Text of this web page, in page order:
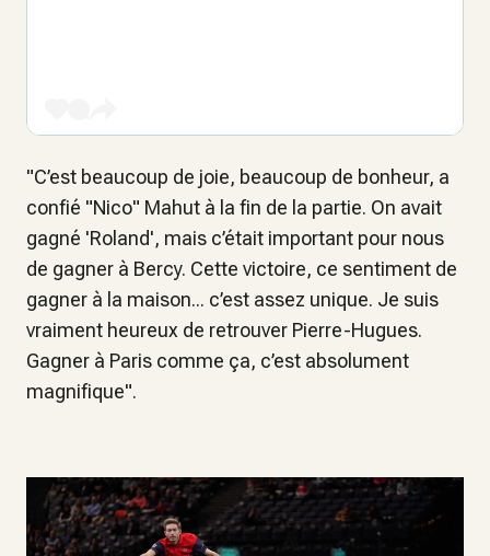
"C’est beaucoup de joie, beaucoup de bonheur, a
confié "Nico" Mahut à la fin de la partie. On avait
gagné 'Roland', mais c’était important pour nous
de gagner à Bercy. Cette victoire, ce sentiment de
gagner à la maison... c’est assez unique. Je suis
vraiment heureux de retrouver Pierre-Hugues.
Gagner à Paris comme ça, c’est absolument
magnifique".